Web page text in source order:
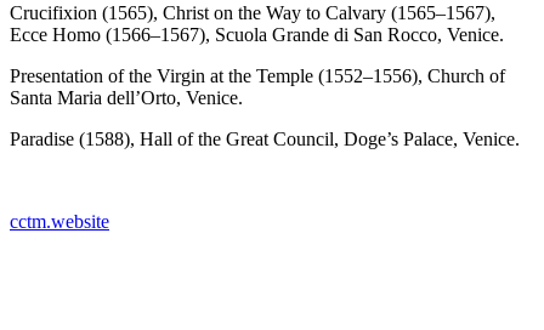
Crucifixion (1565), Christ on the Way to Calvary (1565–1567),
Ecce Homo (1566–1567), Scuola Grande di San Rocco, Venice.
Presentation of the Virgin at the Temple (1552–1556), Church of
Santa Maria dell’Orto, Venice.
Paradise (1588), Hall of the Great Council, Doge’s Palace, Venice.
cctm.website